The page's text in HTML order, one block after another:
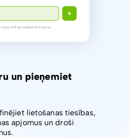
un pieņemiet
lietošanas tiesības,
apjomus un droši